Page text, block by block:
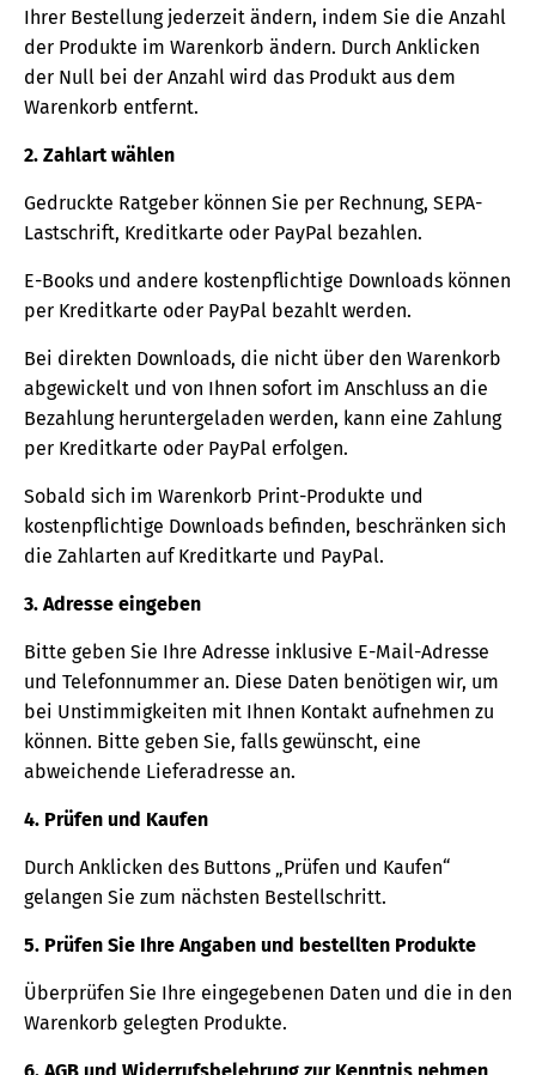
Ihrer Bestellung jederzeit ändern, indem Sie die Anzahl
der Produkte im Warenkorb ändern. Durch Anklicken
der Null bei der Anzahl wird das Produkt aus dem
Warenkorb entfernt.
2. Zahlart wählen
Gedruckte Ratgeber können Sie per Rechnung, SEPA-
Lastschrift, Kreditkarte oder PayPal bezahlen.
E-Books und andere kostenpflichtige Downloads können
per Kreditkarte oder PayPal bezahlt werden.
Bei direkten Downloads, die nicht über den Warenkorb
abgewickelt und von Ihnen sofort im Anschluss an die
Bezahlung heruntergeladen werden, kann eine Zahlung
per Kreditkarte oder PayPal erfolgen.
Sobald sich im Warenkorb Print-Produkte und
kostenpflichtige Downloads befinden, beschränken sich
die Zahlarten auf Kreditkarte und PayPal.
3. Adresse eingeben
Bitte geben Sie Ihre Adresse inklusive E-Mail-Adresse
und Telefonnummer an. Diese Daten benötigen wir, um
bei Unstimmigkeiten mit Ihnen Kontakt aufnehmen zu
können. Bitte geben Sie, falls gewünscht, eine
abweichende Lieferadresse an.
4. Prüfen und Kaufen
Durch Anklicken des Buttons „Prüfen und Kaufen“
gelangen Sie zum nächsten Bestellschritt.
5. Prüfen Sie Ihre Angaben und bestellten Produkte
Überprüfen Sie Ihre eingegebenen Daten und die in den
Warenkorb gelegten Produkte.